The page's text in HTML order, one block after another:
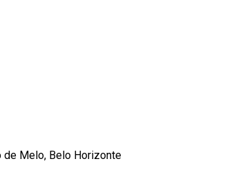
de Melo, Belo Horizonte